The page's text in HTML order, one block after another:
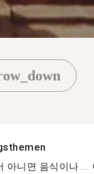
아니면 음식이나....